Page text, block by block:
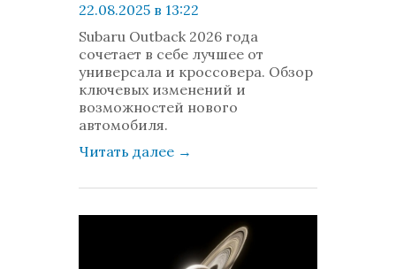
22.08.2025 в 13:22
просмотров: 413
комментариев: 0
Subaru Outback 2026 года
сочетает в себе лучшее от
универсала и кроссовера. Обзор
ключевых изменений и
возможностей нового
автомобиля.
Читать далее →